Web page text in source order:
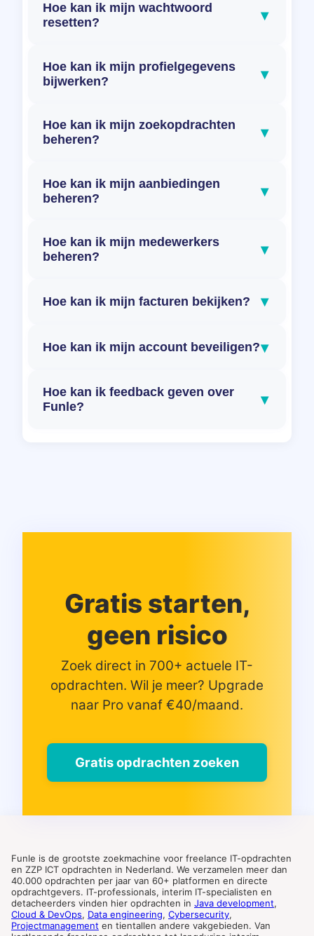
Hoe kan ik mijn wachtwoord
resetten?
▾
Hoe kan ik mijn profielgegevens
bijwerken?
▾
Hoe kan ik mijn zoekopdrachten
beheren?
▾
Hoe kan ik mijn aanbiedingen
beheren?
▾
Hoe kan ik mijn medewerkers
beheren?
▾
Hoe kan ik mijn facturen bekijken? ▾
Hoe kan ik mijn account beveiligen?▾
Hoe kan ik feedback geven over
Funle?
▾
Gratis starten,
geen risico
Zoek direct in 700+ actuele IT-
opdrachten. Wil je meer? Upgrade
naar Pro vanaf €40/maand.
Gratis opdrachten zoeken
Funle is de grootste zoekmachine voor freelance IT-opdrachten
en ZZP ICT opdrachten in Nederland. We verzamelen meer dan
40.000 opdrachten per jaar van 60+ platformen en directe
opdrachtgevers. IT-professionals, interim IT-specialisten en
detacheerders vinden hier opdrachten in Java development,
Cloud & DevOps, Data engineering, Cybersecurity,
Projectmanagement en tientallen andere vakgebieden. Van